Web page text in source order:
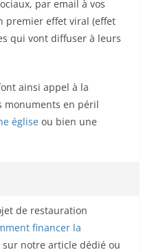
par email à vos
premier effet viral (effet
qui vont diffuser à leurs
ainsi appel à la
monuments en péril
église ou bien une
de restauration
financer la
sur notre article dédié ou